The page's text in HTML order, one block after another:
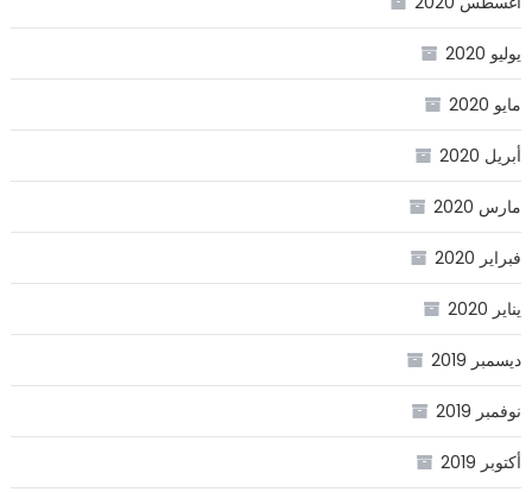
يوليو 2020
مايو 2020
أبريل 2020
مارس 2020
فبراير 2020
يناير 2020
ديسمبر 2019
نوفمبر 2019
أكتوبر 2019